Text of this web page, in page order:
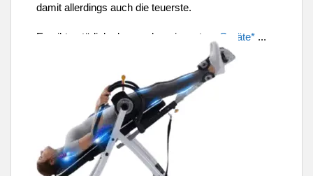
damit allerdings auch die teuerste.
Es gibt natürlich aber auch preiswertere Geräte* ...